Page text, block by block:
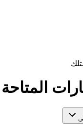
المتاحة